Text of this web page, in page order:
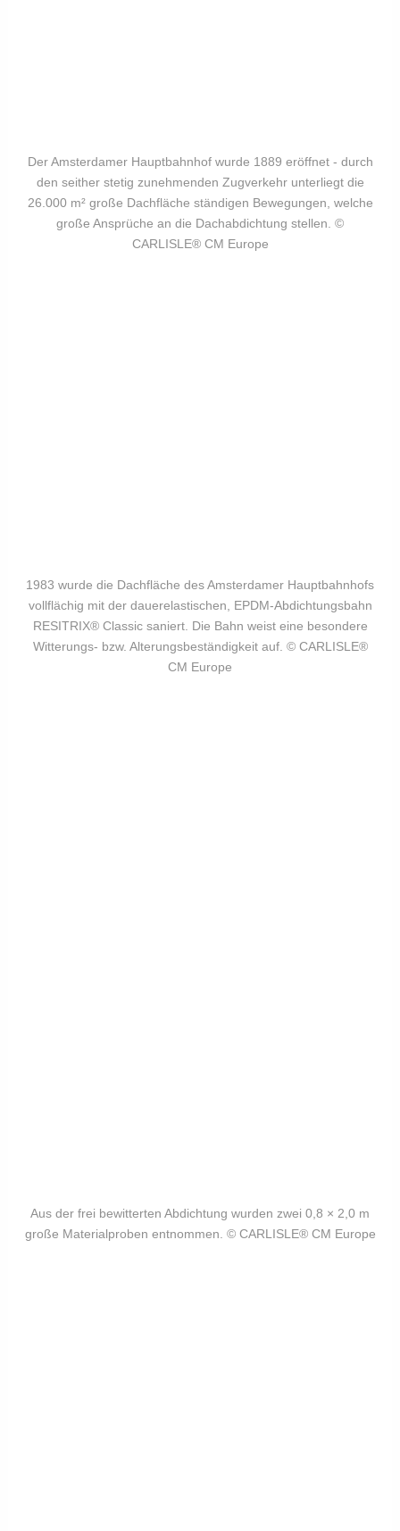
Der Amsterdamer Hauptbahnhof wurde 1889 eröffnet - durch
den seither stetig zunehmenden Zugverkehr unterliegt die
26.000 m² große Dachfläche ständigen Bewegungen, welche
große Ansprüche an die Dachabdichtung stellen. ©
CARLISLE® CM Europe
1983 wurde die Dachfläche des Amsterdamer Hauptbahnhofs
vollflächig mit der dauerelastischen, EPDM-Abdichtungsbahn
RESITRIX® Classic saniert. Die Bahn weist eine besondere
Witterungs- bzw. Alterungsbeständigkeit auf. © CARLISLE®
CM Europe
Aus der frei bewitterten Abdichtung wurden zwei 0,8 × 2,0 m
große Materialproben entnommen. © CARLISLE® CM Europe